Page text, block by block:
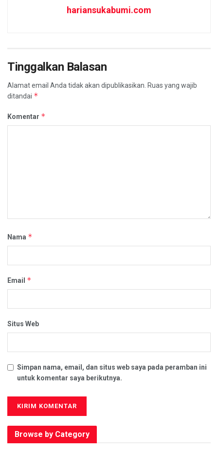
hariansukabumi.com
Tinggalkan Balasan
Alamat email Anda tidak akan dipublikasikan. Ruas yang wajib
ditandai *
Komentar *
Nama *
Email *
Situs Web
Simpan nama, email, dan situs web saya pada peramban ini
untuk komentar saya berikutnya.
Browse by Category